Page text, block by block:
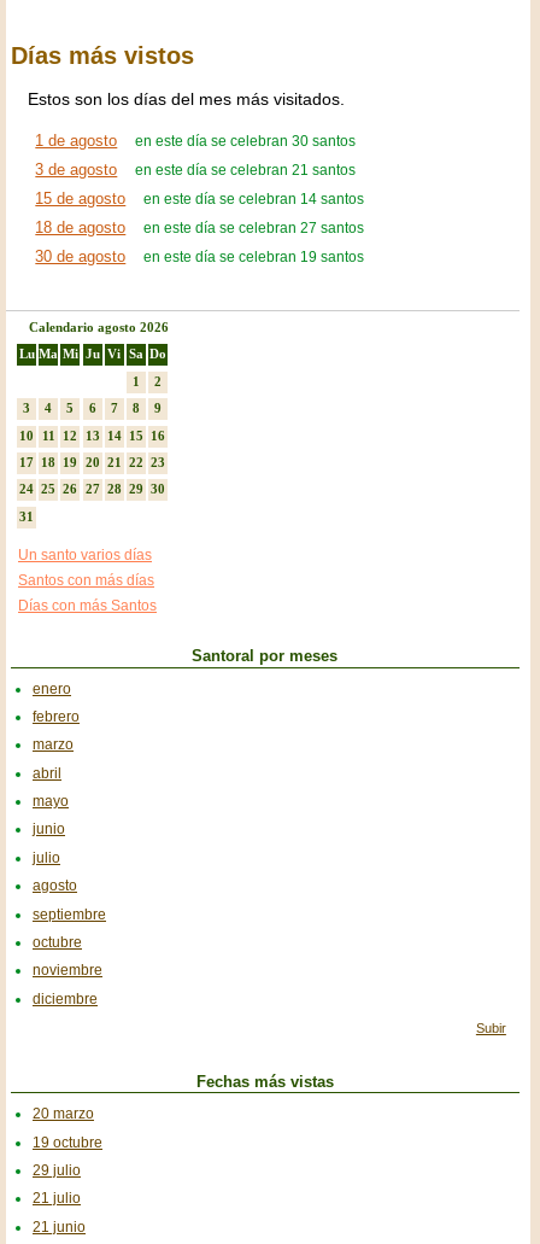
Días más vistos
Estos son los días del mes más visitados.
1 de agosto en este día se celebran 30 santos
3 de agosto en este día se celebran 21 santos
15 de agosto en este día se celebran 14 santos
18 de agosto en este día se celebran 27 santos
30 de agosto en este día se celebran 19 santos
Calendario agosto 2026
Lu Ma Mi Ju Vi Sa Do
1
2
3
4 5 6 7 8
9
10
11 12 13 14 15
16
17 18 19 20 21 22
23
24 25 26 27 28 29
30
31
Un santo varios días
Santos con más días
Días con más Santos
Santoral por meses
enero
febrero
marzo
abril
mayo
junio
julio
agosto
septiembre
octubre
noviembre
diciembre
Subir
Fechas más vistas
20 marzo
19 octubre
29 julio
21 julio
21 junio